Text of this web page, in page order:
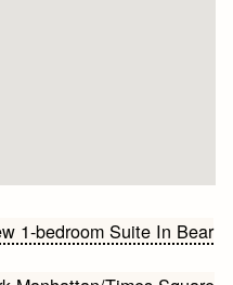
1-bedroom Suite In Bear